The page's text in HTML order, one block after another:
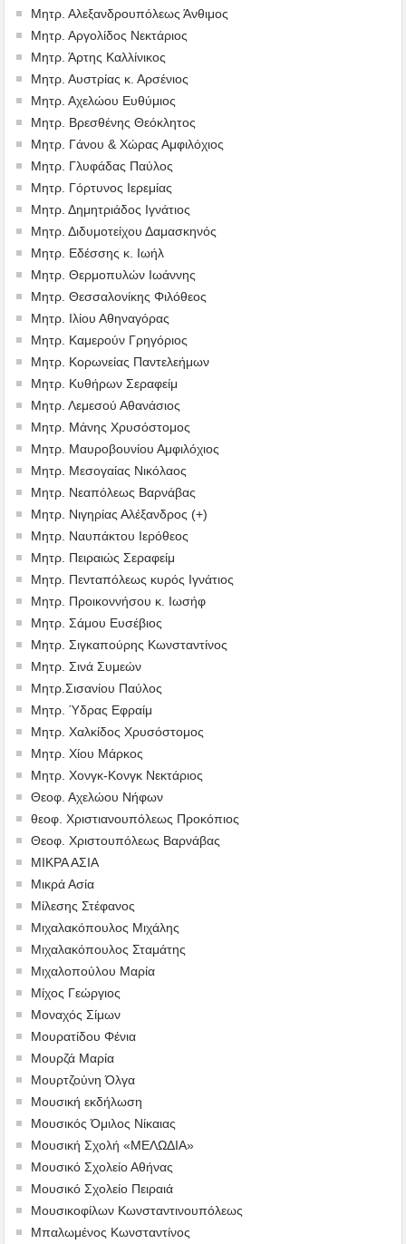
Μητρ. Αλεξανδρουπόλεως Άνθιμος
Μητρ. Αργολίδος Νεκτάριος
Μητρ. Άρτης Καλλίνικος
Μητρ. Αυστρίας κ. Αρσένιος
Μητρ. Αχελώου Ευθύμιος
Μητρ. Βρεσθένης Θεόκλητος
Μητρ. Γάνου & Χώρας Αμφιλόχιος
Μητρ. Γλυφάδας Παύλος
Μητρ. Γόρτυνος Ιερεμίας
Μητρ. Δημητριάδος Ιγνάτιος
Μητρ. Διδυμοτείχου Δαμασκηνός
Μητρ. Εδέσσης κ. Ιωήλ
Μητρ. Θερμοπυλών Ιωάννης
Μητρ. Θεσσαλονίκης Φιλόθεος
Μητρ. Ιλίου Αθηναγόρας
Μητρ. Καμερούν Γρηγόριος
Μητρ. Κορωνείας Παντελεήμων
Μητρ. Κυθήρων Σεραφείμ
Μητρ. Λεμεσού Αθανάσιος
Μητρ. Μάνης Χρυσόστομος
Μητρ. Μαυροβουνίου Αμφιλόχιος
Μητρ. Μεσογαίας Νικόλαος
Μητρ. Νεαπόλεως Βαρνάβας
Μητρ. Νιγηρίας Αλέξανδρος (+)
Μητρ. Ναυπάκτου Ιερόθεος
Μητρ. Πειραιώς Σεραφείμ
Μητρ. Πενταπόλεως κυρός Ιγνάτιος
Μητρ. Προικοννήσου κ. Ιωσήφ
Μητρ. Σάμου Ευσέβιος
Μητρ. Σιγκαπούρης Κωνσταντίνος
Μητρ. Σινά Συμεών
Μητρ.Σισανίου Παύλος
Μητρ. Ύδρας Εφραίμ
Μητρ. Χαλκίδος Χρυσόστομος
Μητρ. Χίου Μάρκος
Μητρ. Χονγκ-Κονγκ Νεκτάριος
Θεοφ. Αχελώου Νήφων
θεοφ. Χριστιανουπόλεως Προκόπιος
Θεοφ. Χριστουπόλεως Βαρνάβας
ΜΙΚΡΑ ΑΣΙΑ
Μικρά Ασία
Μίλεσης Στέφανος
Μιχαλακόπουλος Μιχάλης
Μιχαλακόπουλος Σταμάτης
Μιχαλοπούλου Μαρία
Μίχος Γεώργιος
Μοναχός Σίμων
Μουρατίδου Φένια
Μουρζά Μαρία
Μουρτζούνη Όλγα
Μουσική εκδήλωση
Μουσικός Όμιλος Νίκαιας
Μουσική Σχολή «ΜΕΛΩΔΙΑ»
Μουσικό Σχολείο Αθήνας
Μουσικό Σχολείο Πειραιά
Μουσικοφίλων Κωνσταντινουπόλεως
Μπαλωμένος Κωνσταντίνος